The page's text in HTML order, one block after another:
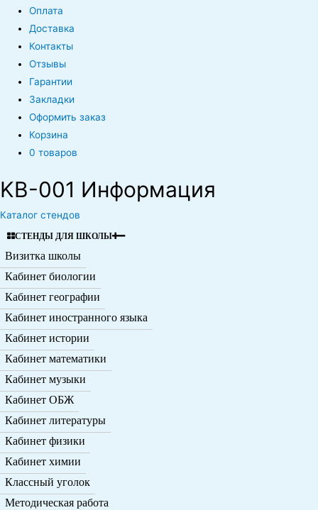
Оплата
Доставка
Контакты
Отзывы
Гарантии
Закладки
Оформить заказ
Корзина
0 товаров
KB-001 Информация
Каталог стендов
СТЕНДЫ ДЛЯ ШКОЛЫ
Визитка школы
Кабинет биологии
Кабинет географии
Кабинет иностранного языка
Кабинет истории
Кабинет математики
Кабинет музыки
Кабинет ОБЖ
Кабинет литературы
Кабинет физики
Кабинет химии
Классный уголок
Методическая работа